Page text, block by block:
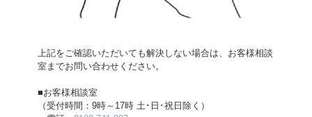
上記をご確認いただいても解決しない場合は、お客様相談
室までお問い合わせください。
■お客様相談室
（受付時間：9時～17時 土･日･祝日除く）